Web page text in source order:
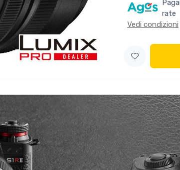
rate
Vedi condizioni